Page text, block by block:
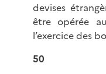
devises
être opérée
l’exercice des
50